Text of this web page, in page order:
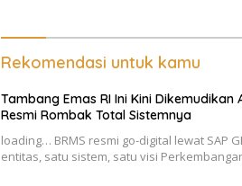
Rekomendasi untuk kamu
Tambang Emas RI Ini Kini Dikemudikan
Resmi Rombak Total Sistemnya
loading… BRMS resmi go-digital lewat SAP
entitas, satu sistem, satu visi